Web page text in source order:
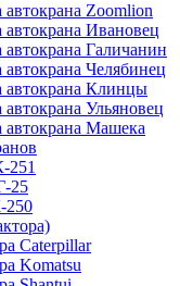
Zoomlion
Ивановец
Галичанин
Челябинец
автокрана Клинцы
Ульяновец
автокрана Машека
251
25
250
Caterpillar
Komatsu